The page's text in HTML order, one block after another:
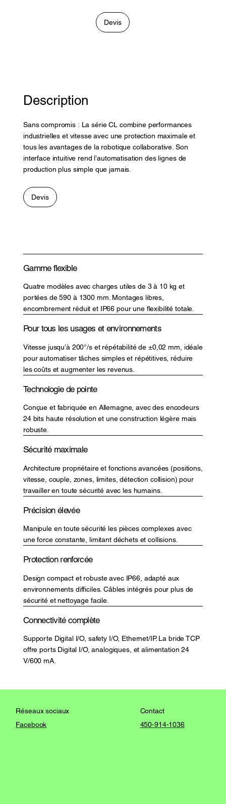
Description
Sans compromis : La série CL combine performances
industrielles et vitesse avec une protection maximale et
tous les avantages de la robotique collaborative. Son
interface intuitive rend l’automatisation des lignes de
production plus simple que jamais.
Devis
Gamme flexible
Quatre modèles avec charges utiles de 3 à 10 kg et
portées de 590 à 1300 mm. Montages libres,
encombrement réduit et IP66 pour une flexibilité totale.
Pour tous les usages et environnements
Vitesse jusqu’à 200°/s et répétabilité de ±0,02 mm, idéale
pour automatiser tâches simples et répétitives, réduire
les coûts et augmenter les revenus.
Technologie de pointe
Conçue et fabriquée en Allemagne, avec des encodeurs
24 bits haute résolution et une construction légère mais
robuste.
Sécurité maximale
Architecture propriétaire et fonctions avancées (positions,
vitesse, couple, zones, limites, détection collision) pour
travailler en toute sécurité avec les humains.
Précision élevée
Manipule en toute sécurité les pièces complexes avec
une force constante, limitant déchets et collisions.
Protection renforcée
Design compact et robuste avec IP66, adapté aux
environnements difficiles. Câbles intégrés pour plus de
sécurité et nettoyage facile.
Connectivité complète
Supporte Digital I/O, safety I/O, Ethernet/IP. La bride TCP
offre ports Digital I/O, analogiques, et alimentation 24
V/600 mA.
Devis
Réseaux sociaux
Facebook
Contact
450-914-1036